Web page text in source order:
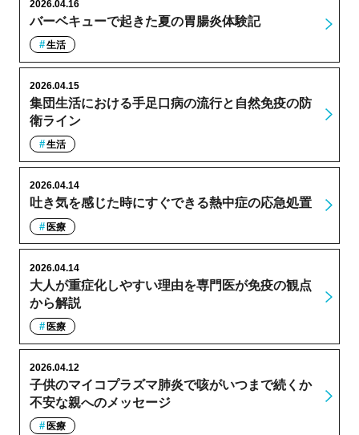
バーベキューで起きた夏の胃腸炎体験記
2026.04.16
生活
集団生活における手足口病の流行と自然免疫の防
衛ライン
2026.04.15
生活
吐き気を感じた時にすぐできる熱中症の応急処置
2026.04.14
医療
大人が重症化しやすい理由を専門医が免疫の観点
から解説
2026.04.14
医療
子供のマイコプラズマ肺炎で咳がいつまで続くか
不安な親へのメッセージ
2026.04.12
医療